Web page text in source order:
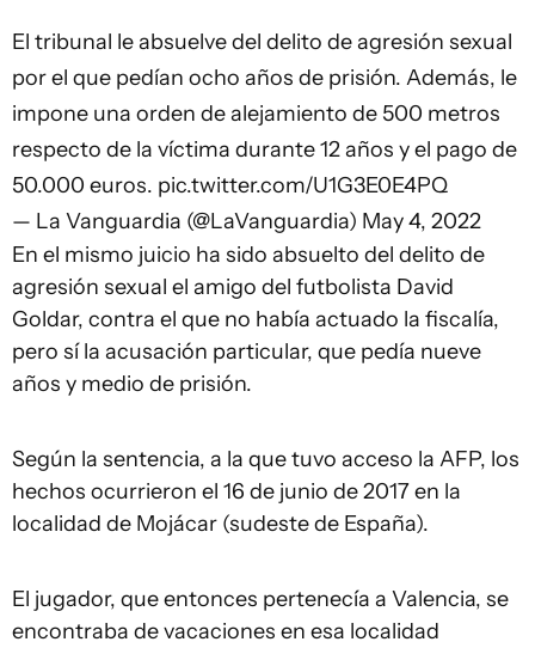
El tribunal le absuelve del delito de agresión sexual
por el que pedían ocho años de prisión. Además, le
impone una orden de alejamiento de 500 metros
respecto de la víctima durante 12 años y el pago de
50.000 euros. pic.twitter.com/U1G3E0E4PQ
— La Vanguardia (@LaVanguardia) May 4, 2022
En el mismo juicio ha sido absuelto del delito de
agresión sexual el amigo del futbolista David
Goldar, contra el que no había actuado la fiscalía,
pero sí la acusación particular, que pedía nueve
años y medio de prisión.
Según la sentencia, a la que tuvo acceso la AFP, los
hechos ocurrieron el 16 de junio de 2017 en la
localidad de Mojácar (sudeste de España).
El jugador, que entonces pertenecía a Valencia, se
encontraba de vacaciones en esa localidad